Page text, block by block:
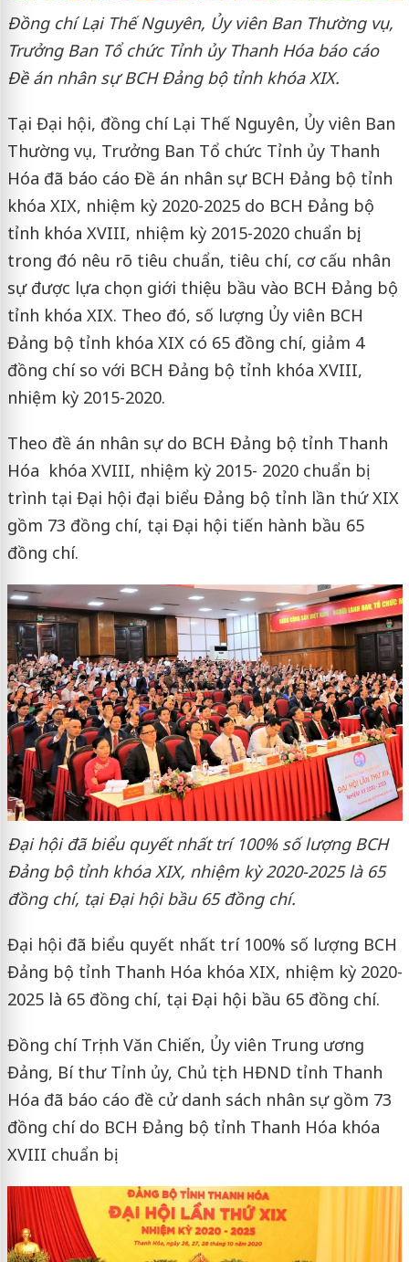
Đồng chí Lại Thế Nguyên, Ủy viên Ban Thường vụ,
Trưởng Ban Tổ chức Tỉnh ủy Thanh Hóa báo cáo
Đề án nhân sự BCH Đảng bộ tỉnh khóa XIX.
Tại Đại hội, đồng chí Lại Thế Nguyên, Ủy viên Ban
Thường vụ, Trưởng Ban Tổ chức Tỉnh ủy Thanh
Hóa đã báo cáo Đề án nhân sự BCH Đảng bộ tỉnh
khóa XIX, nhiệm kỳ 2020-2025 do BCH Đảng bộ
tỉnh khóa XVIII, nhiệm kỳ 2015-2020 chuẩn bị;
trong đó nêu rõ tiêu chuẩn, tiêu chí, cơ cấu nhân
sự được lựa chọn giới thiệu bầu vào BCH Đảng bộ
tỉnh khóa XIX. Theo đó, số lượng Ủy viên BCH
Đảng bộ tỉnh khóa XIX có 65 đồng chí, giảm 4
đồng chí so với BCH Đảng bộ tỉnh khóa XVIII,
nhiệm kỳ 2015-2020.
Theo đề án nhân sự do BCH Đảng bộ tỉnh Thanh
Hóa khóa XVIII, nhiệm kỳ 2015- 2020 chuẩn bị
trình tại Đại hội đại biểu Đảng bộ tỉnh lần thứ XIX
gồm 73 đồng chí, tại Đại hội tiến hành bầu 65
đồng chí.
Đại hội đã biểu quyết nhất trí 100% số lượng BCH
Đảng bộ tỉnh khóa XIX, nhiệm kỳ 2020-2025 là 65
đồng chí, tại Đại hội bầu 65 đồng chí.
Đại hội đã biểu quyết nhất trí 100% số lượng BCH
Đảng bộ tỉnh Thanh Hóa khóa XIX, nhiệm kỳ 2020-
2025 là 65 đồng chí, tại Đại hội bầu 65 đồng chí.
Đồng chí Trịnh Văn Chiến, Ủy viên Trung ương
Đảng, Bí thư Tỉnh ủy, Chủ tịch HĐND tỉnh Thanh
Hóa đã báo cáo đề cử danh sách nhân sự gồm 73
đồng chí do BCH Đảng bộ tỉnh Thanh Hóa khóa
XVIII chuẩn bị.